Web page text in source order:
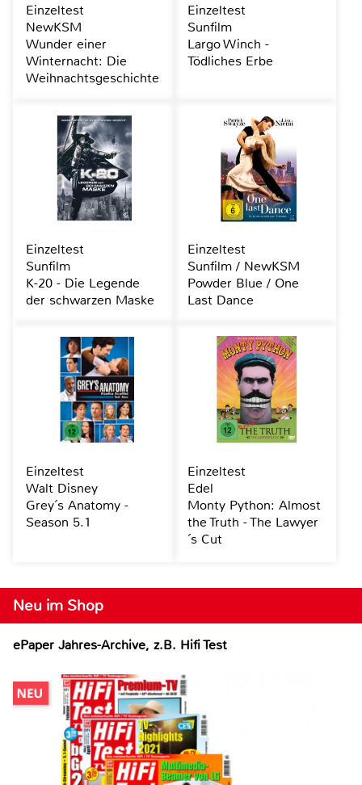
Neu im Shop
ePaper Jahres-Archive, z.B. Hifi Test
Einzeltest
NewKSM
Wunder einer
Winternacht: Die
Weihnachtsgeschichte
Einzeltest
Sunfilm
Largo Winch -
Tödliches Erbe
Einzeltest
Sunfilm
K-20 - Die Legende
der schwarzen Maske
Einzeltest
Sunfilm / NewKSM
Powder Blue / One
Last Dance
Einzeltest
Walt Disney
Grey´s Anatomy -
Season 5.1
Einzeltest
Edel
Monty Python: Almost
the Truth - The Lawyer
´s Cut